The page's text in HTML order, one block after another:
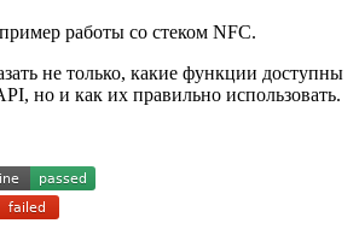
работы со стеком NFC.
не только, какие функции доступны
но и как их правильно использовать.